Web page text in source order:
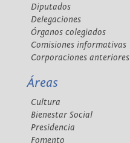
Diputados
Delegaciones
Órganos colegiados
Comisiones informativas
Corporaciones anteriores
Áreas
Cultura
Bienestar Social
Presidencia
Fomento